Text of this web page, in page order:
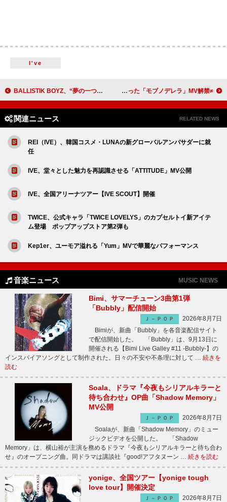
I've
BALLISTIK BOYZ、“夢の一つだった”初のアジアツアーへ ≠ME、誰もが持つ孤独や絶望を歌った「モブノデレラ」MV解禁
関連ニュース RELATED NEWS
REI（IVE）、韓国コスメ・LUNAの新グローバルアンバサダーに就
任
IVE、堂々とした魅力を再認識させる「ATTITUDE」MV公開
IVE、全国アリーナツアー【IVE SCOUT】開催
TWICE、公式キャラ「TWICE LOVELYS」のカプセルトイ新アイテ
ム登場 ポップアップストア第2弾も
Kep1er、ユーモア溢れる「Yum」MVで華麗なパフォーマンス
音楽ニュース MUSIC NEWS
Bimi、サマーチューン3曲第1弾
「Bubbly」配信開始
Ｊ－ＰＯＰ
2026年8月7日
Bimiが、新曲「Bubbly」を各音楽配信サイト
で配信開始した。 「Bubbly」は、9月13日に
開催される【Bimi Live Galley #11 -Bubbly-】の
インスパイアソングとして制作された。日々の不安や不条理に対して … 続きを
読む
Soala、ドラマ『今夜もシリアルキラーと
待ち合わせ』OP曲「Shadow Memory」
MV公開
Ｊ－ＰＯＰ
2026年8月7日
Soalaが、新曲「Shadow Memory」のミュー
ジックビデオを公開した。 「Shadow
Memory」は、横山裕が主演を務めるドラマ『今夜もシリアルキラーと待ち合わ
せ』のオープニング曲。同ドラマは講談社『good!アフタヌーン … 続きを読む
yonige、全国ツアー【yonige tough
love tour】開催決定
Ｊ－ＰＯＰ
2026年8月7日